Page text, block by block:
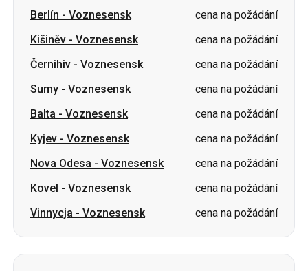
Sumy-Voznesensk
cena na požádání
Balta-Voznesensk
cena na požádání
Kyjev-Voznesensk
cena na požádání
Nova Odesa-Voznesensk
cena na požádání
Kovel-Voznesensk
cena na požádání
Vinnycja-Voznesensk cena na požádání
Trasy z města Varšava
Varšava-Mlyniv
od 2000 UAH